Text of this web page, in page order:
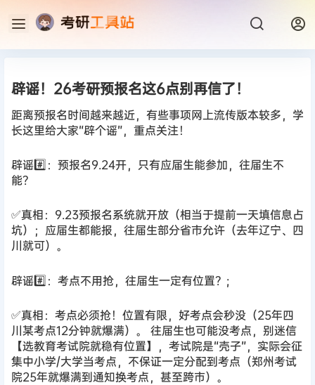
辟谣！26考研预报名这6点别再信了！
距离预报名时间越来越近，有些事项网上流传版本较多，学
长这里给大家“辟个谣”，重点关注！
辟谣#️⃣：预报名9.24开，只有应届生能参加，往届生不
能？
✅真相：9.23预报名系统就开放（相当于提前一天填信息占
坑）；应届生都能报，往届生部分省市允许（去年辽宁、四
川就可）。
辟谣#️⃣：考点不用抢，往届生一定有位置？;
✅真相：考点必须抢！位置有限，好考点会秒没（25年四
川某考点12分钟就爆满）。 往届生也可能没考点，别迷信
【选教育考试院就稳有位置】，考试院是“壳子”，实际会征
集中小学/大学当考点，不保证一定分配到考点（郑州考试
院25年就爆满到通知换考点，甚至跨市）。